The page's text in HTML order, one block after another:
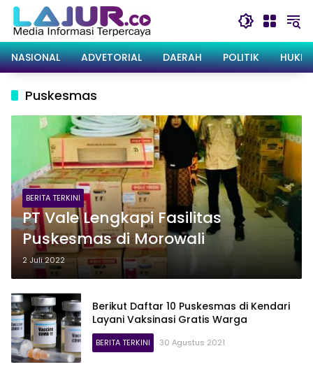
Langsung
konten
NASIONAL
ADVETORIAL DAERAH POLITIK
Puskesmas
BERITA TERKINI
PT Vale Lengkapi Fasilitas
Puskesmas di Morowali
2 Juli 2022
Berikut Daftar 10 Puskesmas di Kendari
Layani Vaksinasi Gratis Warga
BERITA TERKINI 30 Agustus 2021